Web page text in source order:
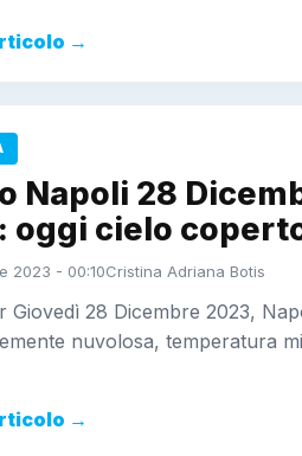
→
Napoli 28
oggi cielo
2023 - 00:10Cristina Adriana Botis
Giovedì 28 Dicembre 2023,
nuvolosa, temperatura
→